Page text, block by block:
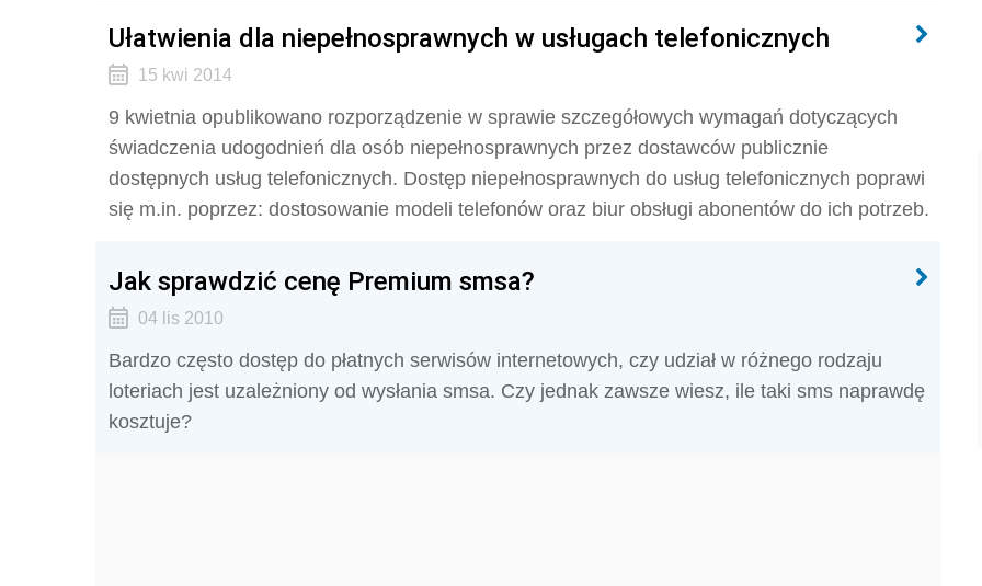
Ułatwienia dla niepełnosprawnych w usługach telefonicznych
15 kwi 2014
9 kwietnia opublikowano rozporządzenie w sprawie szczegółowych wymagań dotyczących
świadczenia udogodnień dla osób niepełnosprawnych przez dostawców publicznie
dostępnych usług telefonicznych. Dostęp niepełnosprawnych do usług telefonicznych poprawi
się m.in. poprzez: dostosowanie modeli telefonów oraz biur obsługi abonentów do ich potrzeb.
Jak sprawdzić cenę Premium smsa?
04 lis 2010
Bardzo często dostęp do płatnych serwisów internetowych, czy udział w różnego rodzaju
loteriach jest uzależniony od wysłania smsa. Czy jednak zawsze wiesz, ile taki sms naprawdę
kosztuje?